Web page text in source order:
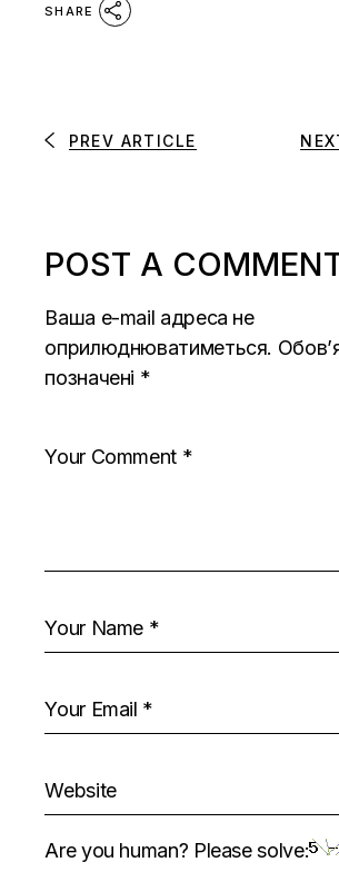
SHARE
PREV ARTICLE
POST A
Ваша e-mail адреса не
оприлюднюватиметься.
позначені *
Are you human? Please solve: